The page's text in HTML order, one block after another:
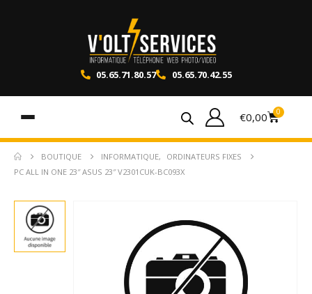
05.65.71.80.57 05.65.70.42.55
€0,00 0
BOUTIQUE INFORMATIQUE,
ORDINATEURS FIXES
PC ALL IN ONE 23″ ASUS 23″ V2301CUK-BC093X